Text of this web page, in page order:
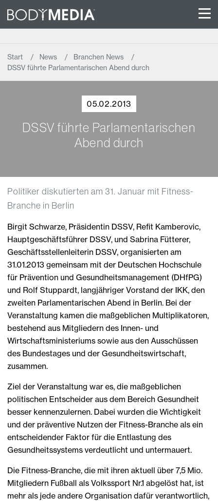
Start News
Branchen News
DSSV führte Parlamentarischen Abend durch
05.02.2013
DSSV führte Parlamentarischen
Abend durch
Politiker diskutierten am 31. Januar mit Fitness-
Branche in Berlin
Birgit Schwarze, Präsidentin DSSV, Refit Kamberovic,
Hauptgeschäftsführer DSSV, und Sabrina Fütterer,
Geschäftsstellenleiterin DSSV, organisierten am
31.01.2013 gemeinsam mit der Deutschen Hochschule
für Prävention und Gesundheitsmanagement (DHfPG)
und Rolf Stuppardt, langjähriger Vorstand der IKK, den
zweiten Parlamentarischen Abend in Berlin. Bei der
Veranstaltung kamen die maßgeblichen Multiplikatoren,
bestehend aus Mitgliedern des Innen- und
Wirtschaftsministeriums sowie aus den Ausschüssen
des Bundestages und der Gesundheitswirtschaft,
zusammen.
Ziel der Veranstaltung war es, die maßgeblichen
politischen Entscheider aus dem Bereich Gesundheit
besser kennenzulernen. Dabei wurden die Wichtigkeit
und der präventive Nutzen der Fitness-Branche als ein
entscheidender Faktor für die Entlastung des
Gesundheitssystems verdeutlicht und untermauert.
Die Fitness-Branche, die mit ihren aktuell über 7,5 Mio.
Mitgliedern Fußball als Volkssport Nr.1 abgelöst hat, ist
mehr als jede andere Organisation dafür verantwortlich,